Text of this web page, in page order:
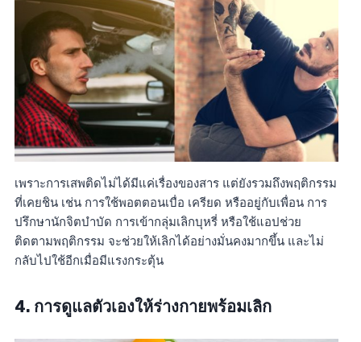
เพราะการเสพติดไม่ได้มีแค่เรื่องของสาร แต่ยังรวมถึงพฤติกรรม
ที่เคยชิน เช่น การใช้พอตตอนเบื่อ เครียด หรืออยู่กับเพื่อน การ
ปรึกษานักจิตบำบัด การเข้ากลุ่มเลิกบุหรี่ หรือใช้แอปช่วย
ติดตามพฤติกรรม จะช่วยให้เลิกได้อย่างมั่นคงมากขึ้น และไม่
กลับไปใช้อีกเมื่อมีแรงกระตุ้น
4. การดูแลตัวเองให้ร่างกายพร้อมเลิก